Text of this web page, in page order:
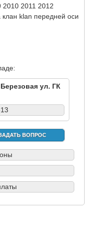
2010 2011 2012
klan передней оси
ул. ГК
ВОПРОС